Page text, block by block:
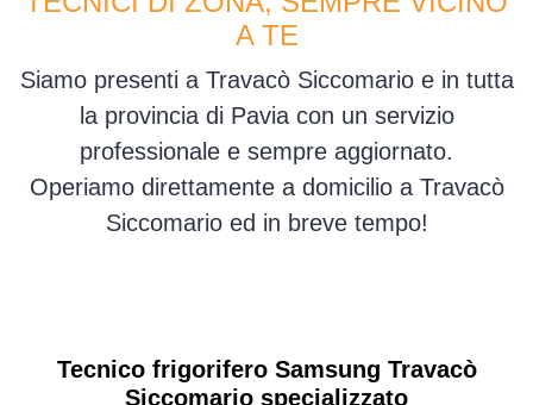
A TE
Siamo presenti a Travacò Siccomario e in tutta
la provincia di Pavia con un servizio
professionale e sempre aggiornato.
Operiamo direttamente a domicilio a Travacò
Siccomario ed in breve tempo!
Tecnico frigorifero Samsung Travacò
Siccomario specializzato